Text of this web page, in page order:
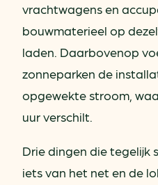
vrachtwagens en
bouwmaterieel op
laden. Daarbovenop
zonneparken de
opgewekte stroom,
uur verschilt.
Drie dingen die tegelijk
iets van het net en de